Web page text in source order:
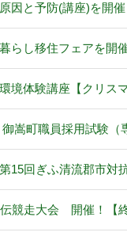
因と予防(講座)を開
暮らし移住フェアを
境体験講座【クリス
御嵩町職員採用試験
15回ぎふ清流郡市対
競走大会 開催！【終